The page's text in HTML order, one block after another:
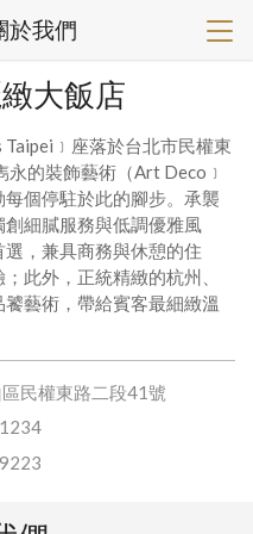
於我們
大飯店
座落於台北市民權東
的裝飾藝術（Art Deco﹞
個停駐於此的腳步。承襲
細膩服務與低調優雅風
，兼具商務與休憩的住
此外，正統精緻的杭州、
藝術，帶給賓客最細緻溫
民權東路二段41號